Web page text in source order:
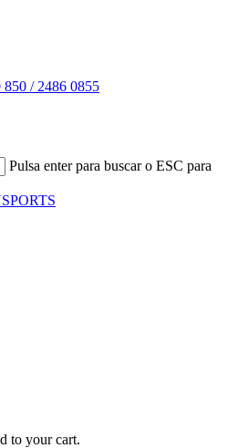
/ 2486 0855
Pulsa enter para buscar o ESC para
to your cart.